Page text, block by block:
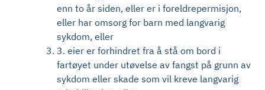
enn to år siden, eller er i foreldrepermisjon,
eller har omsorg for barn med langvarig
sykdom, eller
3. eier er forhindret fra å stå om bord i
fartøyet under utøvelse av fangst på grunn av
sykdom eller skade som vil kreve langvarig